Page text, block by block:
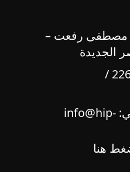
مصطفى رفعت –
الجديدة
22678227 /
info@hip-
هنا